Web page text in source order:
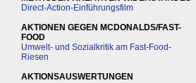
Direct-Action-Einführungsfilm
AKTIONEN GEGEN MCDONALDS/FAST-
FOOD
Umwelt- und Sozialkritik am Fast-Food-
Riesen
AKTIONSAUSWERTUNGEN